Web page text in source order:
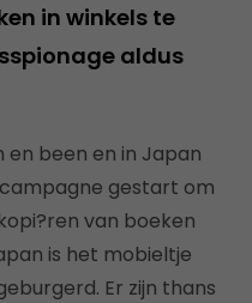
in winkels te
aldus
en been en in Japan
gestart om
van boeken
is het mobieltje
Er zijn thans